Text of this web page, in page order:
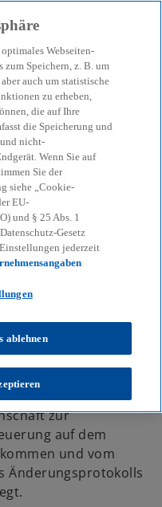
zur
mit der
eines
21. August 2023 zur
11. August 1971
Deutschland und der
zur
auf dem
und vom
Änderungsprotokolls
Webseiten-
Speichern, z. B. um
auch um statistische
zu erheben,
die auf Ihre
die Speicherung und
und nicht-
Wenn Sie auf
Sie der
siehe „Cookie-
EU-
und § 25 Abs. 1
Gesetz
jederzeit
ablehnen